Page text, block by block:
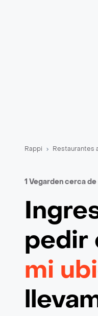
Rappi Restaurantes
1 Vegarden cerca
pedir
mi